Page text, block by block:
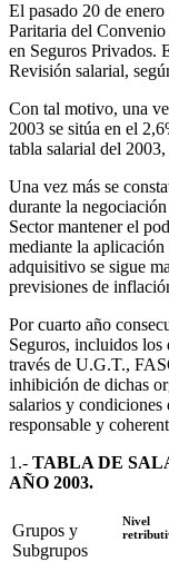
El pasado 20 de
Paritaria del
en Seguros Privados.
Revisión salarial,
Con tal motivo, una
2003 se sitúa en el
tabla salarial del
Una vez más se
durante la
Sector mantener el
mediante la
adquisitivo se sigue
previsiones de
Por cuarto año
Seguros, incluidos los
través de U.G.T.,
inhibición de dichas
salarios y condiciones
responsable y
1.- TABLA DE
AÑO 2003.
Grupos y
Subgrupos
Nivel